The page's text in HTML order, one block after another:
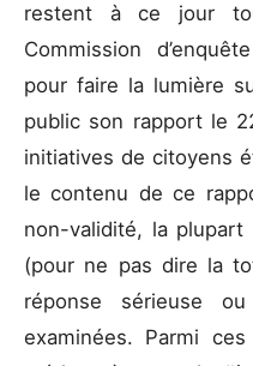
restent à ce jour
Commission
pour faire la lumière
public son rapport le
initiatives de citoyens
le contenu de ce
non-validité, la
(pour ne pas dire la
réponse sérieuse
examinées. Parmi